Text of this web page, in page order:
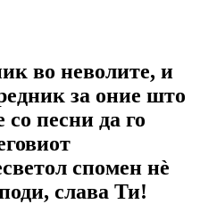
во неволите, и
за оние што
со песни да го
спомен нè
слава Ти!